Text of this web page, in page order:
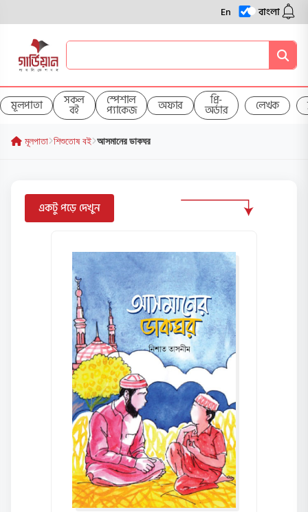
En বাংলা
মূলপাতা সকল
বই
স্পেশাল
প্যাকেজ অফার প্রি-
অর্ডার লেখক
মূলপাতা শিশুতোষ বই আসমানের ডাকঘর
একটু পড়ে দেখুন